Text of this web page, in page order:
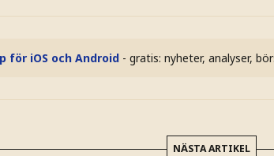
för iOS och Android - gratis: nyheter, analyser,
NÄSTA ARTIKEL